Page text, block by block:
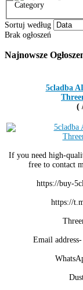
Category
Sortuj według
Brak ogłoszeń
Najnowsze
5cladba
(
If you need high-
free to contact
https://buy-
https://
Email